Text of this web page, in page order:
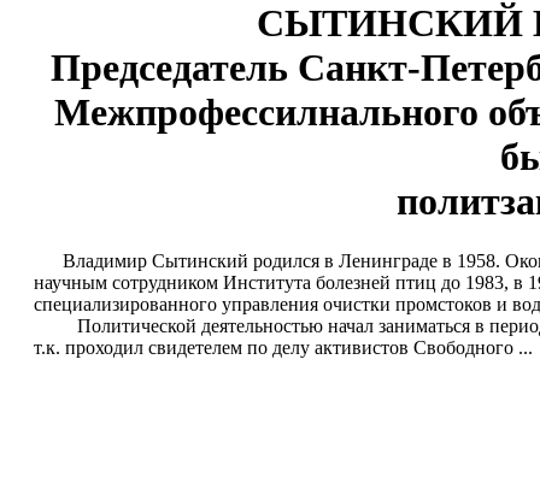
СЫТИНСКИЙ
Председатель Санкт-
Межпрофессилнального
Владимир Сытинский родился в Ленинграде в 1958.
научным сотрудником Института болезней птиц до 1983, в
специализированного управления очистки промстоков и
Политической деятельностью начал заниматься в
т.к. проходил свидетелем по делу активистов Свободного ...